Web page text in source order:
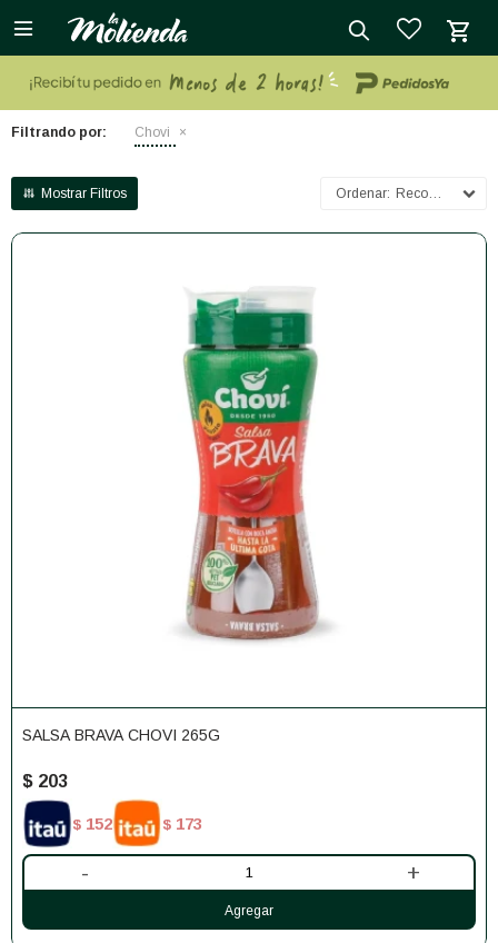

Filtrando por: Chovi
Recomendados
SALSA BRAVA CHOVI 265G
$ 203
$ 152 $ 173
- +